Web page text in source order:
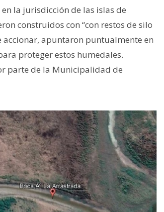
la jurisdicción de las islas de
construidos con “con restos de silo
accionar, apuntaron puntualmente en
proteger estos humedales.
parte de la Municipalidad de